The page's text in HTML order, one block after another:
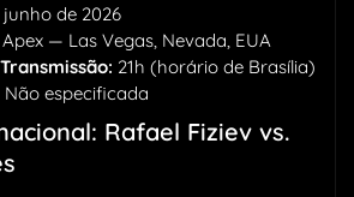
junho de 2026
— Las Vegas, Nevada, EUA
21h (horário de Brasília)
Não especificada
Rafael Fiziev vs.